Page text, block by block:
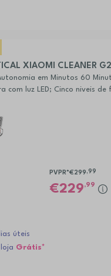
XIAOMI CLEANER
em Minutos 60
com luz LED; Cinco niveis de
PVPR*€299 ,99
229,99
úteis
Grátis*